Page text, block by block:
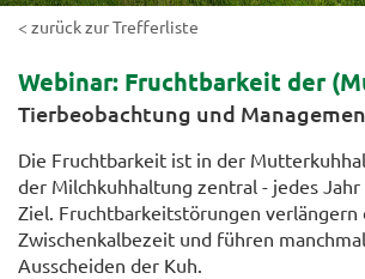
< zurück zur Trefferliste
Webinar: Fruchtbarkeit der
Tierbeobachtung und
Die Fruchtbarkeit ist in der
der Milchkuhhaltung zentral - jedes Jahr
Ziel. Fruchtbarkeitstörungen verlängern
Zwischenkalbezeit und führen
Ausscheiden der Kuh.